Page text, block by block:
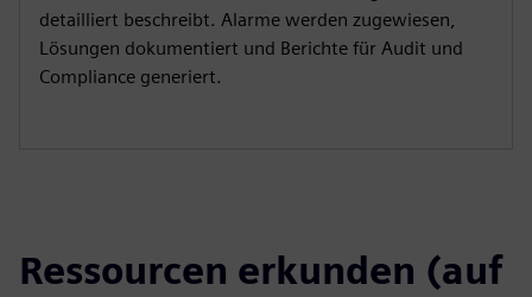
detailliert beschreibt. Alarme werden zugewiesen,
Lösungen dokumentiert und Berichte für Audit und
Compliance generiert.
Ressourcen erkunden (auf